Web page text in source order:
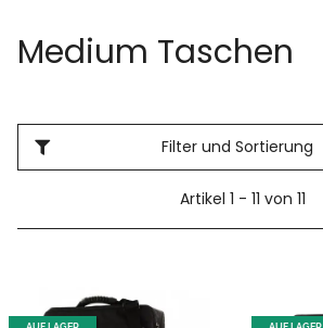
Medium Taschen
Filter und Sortierung
Artikel 1 - 11 von 11